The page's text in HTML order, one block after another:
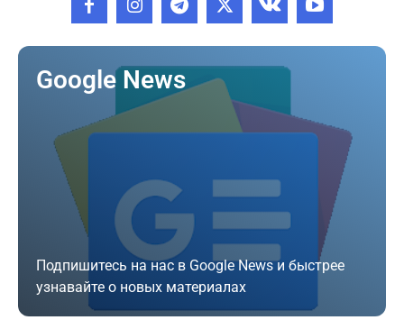
Google News
Подпишитесь на нас в Google News и быстрее
узнавайте о новых материалах